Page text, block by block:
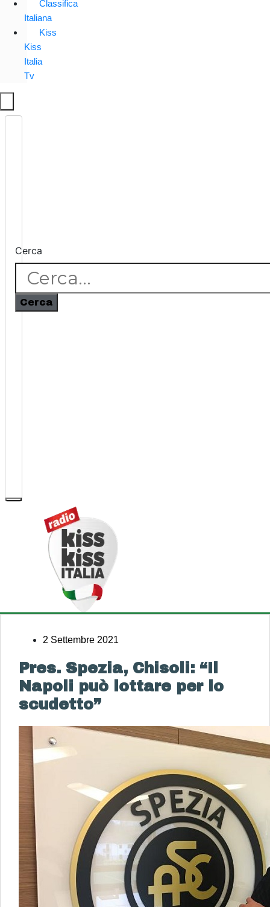
Classifica
Italiana
Kiss
Kiss
Italia
Tv
Cerca
Cerca
2 Settembre 2021
Pres. Spezia, Chisoli: “Il
Napoli può lottare per lo
scudetto”